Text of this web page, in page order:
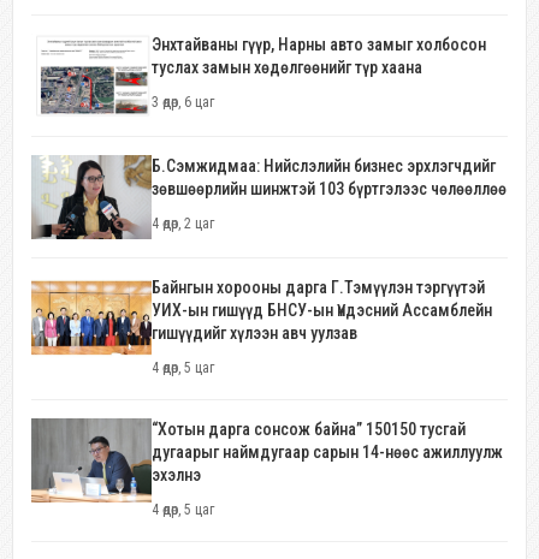
Энхтайваны гүүр, Нарны авто замыг холбосон
туслах замын хөдөлгөөнийг түр хаана
3 өдөр, 6 цаг
Б.Сэмжидмаа: Нийслэлийн бизнес эрхлэгчдийг
зөвшөөрлийн шинжтэй 103 бүртгэлээс чөлөөллөө
4 өдөр, 2 цаг
Байнгын хорооны дарга Г.Тэмүүлэн тэргүүтэй
УИХ-ын гишүүд БНСУ-ын Үндэсний Ассамблейн
гишүүдийг хүлээн авч уулзав
4 өдөр, 5 цаг
“Хотын дарга сонсож байна” 150150 тусгай
дугаарыг наймдугаар сарын 14-нөөс ажиллуулж
эхэлнэ
4 өдөр, 5 цаг